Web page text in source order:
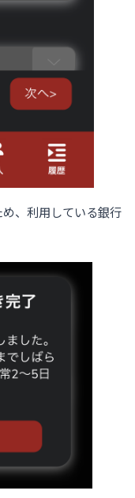
、利用している銀行